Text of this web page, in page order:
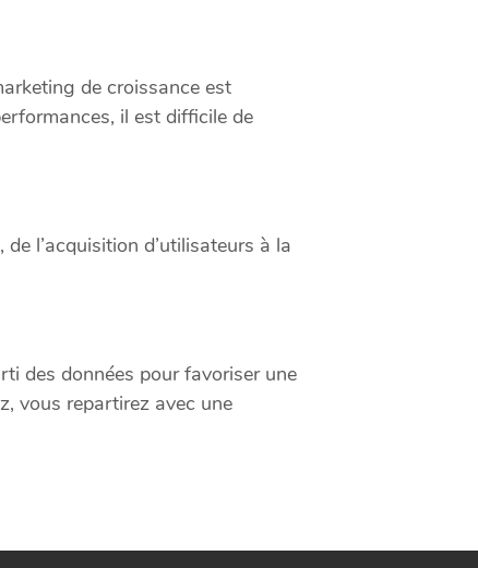
de croissance est
il est difficile de
, de l’acquisition d’utilisateurs à la
des données pour favoriser une
vous repartirez avec une